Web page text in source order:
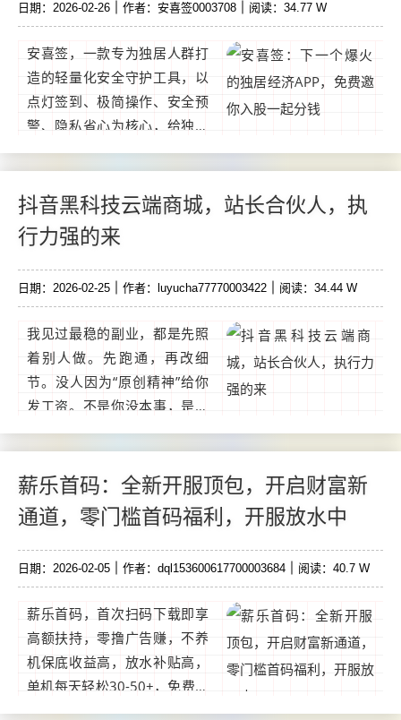
日期：2026-02-26 作者：安喜签0003708 阅读：34.77 W
安喜签，一款专为独居人群打
造的轻量化安全守护工具，以
点灯签到、极简操作、安全预
警、隐私省心为核心，给独居
生活多一份安心保障。 创新点
灯签到机制，每日点亮一盏
灯，轻松完成平安打卡，仪式
感与实用性兼备。...
抖音黑科技云端商城，站长合伙人，执
行力强的来
日期：2026-02-25 作者：luyucha77770003422 阅读：34.44 W
我见过最稳的副业，都是先照
着别人做。先跑通，再改细
节。没人因为“原创精神”给你
发工资。不是你没本事，是缺
个靠谱的工具！抖音黑科技云
端商城，直接给咱普通人搭好
了财富快车道！一部手机就能
上手，不管是做直播还是拍短
视频，都能轻松赚大钱！这世
道变化快，从电商到直播带
货，一波波红利过去，没跟上
薪乐首码：全新开服顶包，开启财富新
通道，零门槛首码福利，开服放水中
日期：2026-02-05 作者：dql153600617700003684 阅读：40.7 W
薪乐首码，首次扫码下载即享
高额扶持，零撸广告赚，不养
机保底收益高，放水补贴高，
单机每天轻松30-50+，免费提
供不养机玩法教程，扶持拉